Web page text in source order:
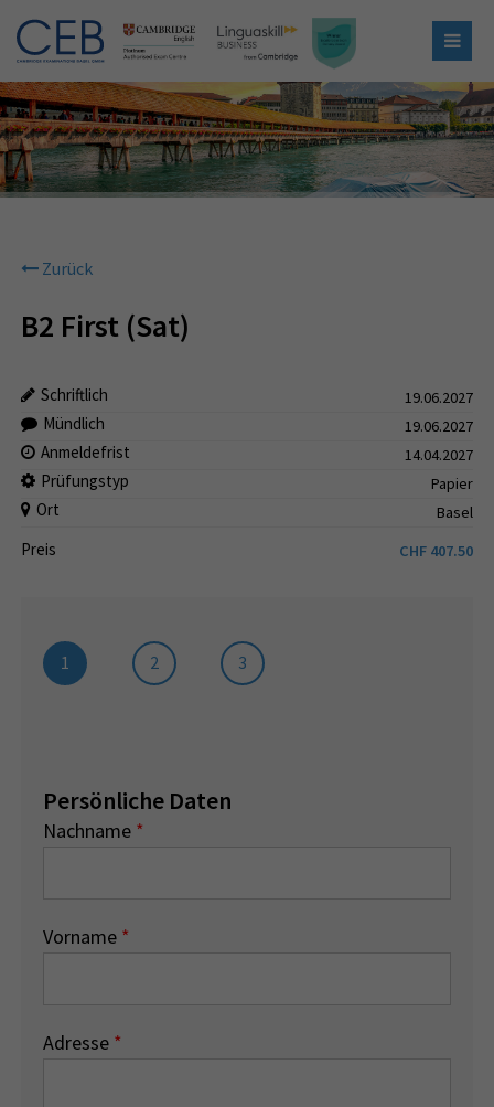
Zurück
B2 First (Sat)
Schriftlich 19.06.2027
Mündlich 19.06.2027
Anmeldefrist 14.04.2027
Prüfungstyp Papier
Ort Basel
Preis CHF 407.50
1 2 3
Persönliche Daten
Nachname *
Vorname *
Adresse *